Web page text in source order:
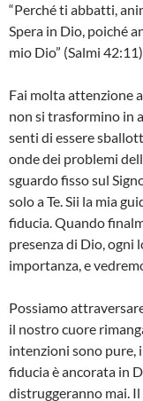
“Perché ti abbatti,
Spera in Dio, poiché
mio Dio” (Salmi
Fai molta attenzione
non si trasformino in
senti di essere
onde dei problemi
sguardo fisso sul
solo a Te. Sii la mia
fiducia. Quando
presenza di Dio, ogni
importanza, e
Possiamo
il nostro cuore
intenzioni sono pure,
fiducia è ancorata in
distruggeranno mai.